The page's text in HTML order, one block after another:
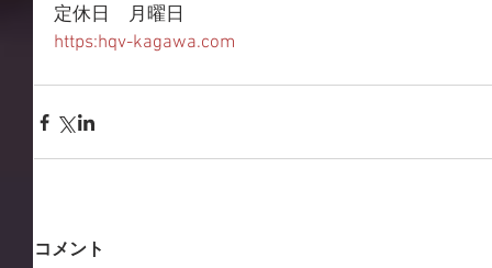
定休日　月曜日
https:hqv-kagawa.com
コメント